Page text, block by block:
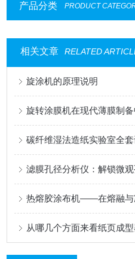
产品分类 PRODUCT
相关文章 RELATED
旋涂机的原理说明
旋转涂膜机在现代薄膜制
碳纤维湿法造纸实验室全
滤膜孔径分析仪：解锁微
热熔胶涂布机——在熔融与
从哪几个方面来看纸页成